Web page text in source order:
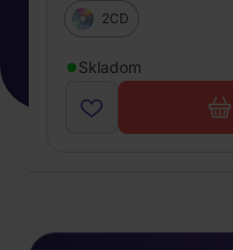
2CD
Skladom